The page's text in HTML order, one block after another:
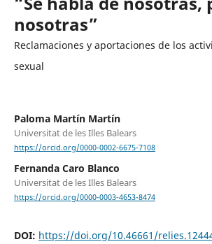
nosotras”
Reclamaciones y aportaciones de los
sexual
Paloma Martín Martín
Universitat de les Illes Balears
https://orcid.org/0000-0002-6675-7108
Fernanda Caro Blanco
Universitat de les Illes Balears
https://orcid.org/0000-0003-4653-8474
DOI: https://doi.org/10.46661/